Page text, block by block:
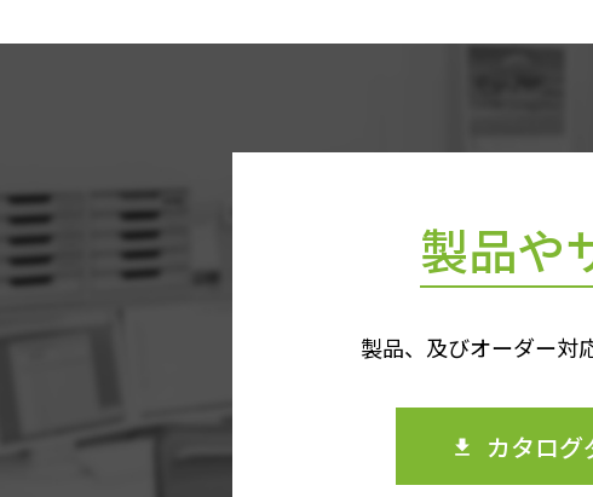
製品や
製品、及びオーダー対
カタログ